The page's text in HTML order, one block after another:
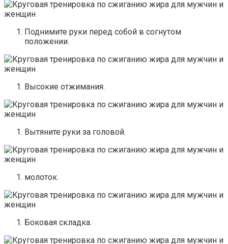
Поднимите руки перед собой в согнутом
положении.
Высокие отжимания.
Вытяните руки за головой.
молоток.
Боковая складка.